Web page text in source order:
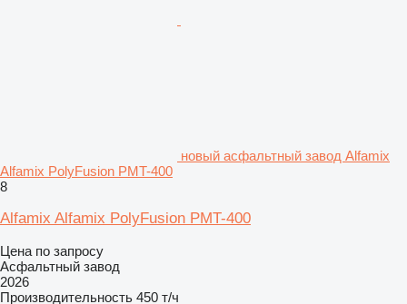
новый асфальтный завод Alfamix
Alfamix PolyFusion PMT-400
8
Alfamix Alfamix PolyFusion PMT-400
Цена по запросу
Асфальтный завод
2026
Производительность 450 т/ч